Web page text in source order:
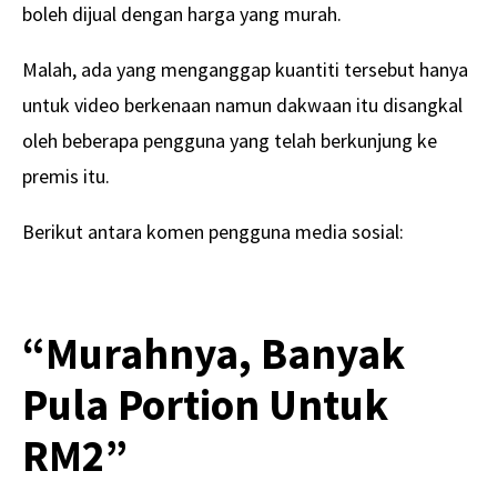
boleh dijual dengan harga yang murah.
Malah, ada yang menganggap kuantiti tersebut hanya
untuk video berkenaan namun dakwaan itu disangkal
oleh beberapa pengguna yang telah berkunjung ke
premis itu.
Berikut antara komen pengguna media sosial:
“Murahnya, Banyak
Pula Portion Untuk
RM2”